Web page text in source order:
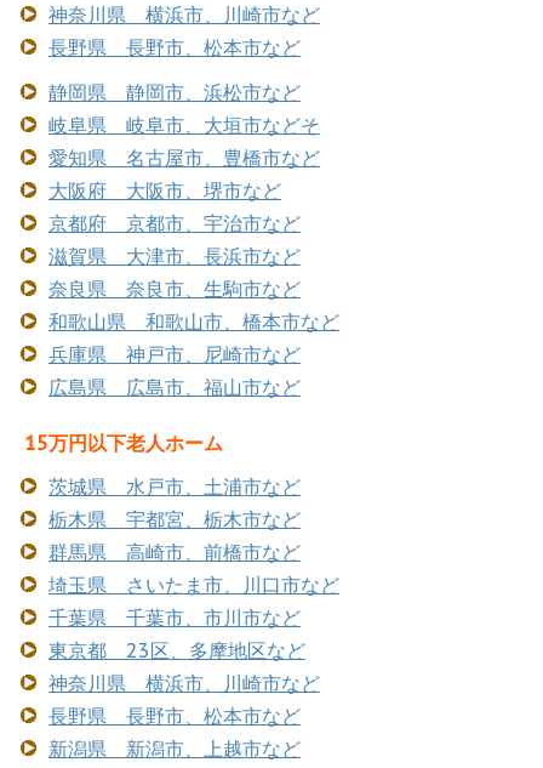
神奈川県 横浜市、川崎市など
長野県 長野市、松本市など
静岡県 静岡市、浜松市など
岐阜県 岐阜市、大垣市などそ
愛知県 名古屋市、豊橋市など
大阪府 大阪市、堺市など
京都府 京都市、宇治市など
滋賀県 大津市、長浜市など
奈良県 奈良市、生駒市など
和歌山県 和歌山市、橋本市など
兵庫県 神戸市、尼崎市など
広島県 広島市、福山市など
15万円以下老人ホーム
茨城県 水戸市、土浦市など
栃木県 宇都宮、栃木市など
群馬県 高崎市、前橋市など
埼玉県 さいたま市、川口市など
千葉県 千葉市、市川市など
東京都 23区、多摩地区など
神奈川県 横浜市、川崎市など
長野県 長野市、松本市など
新潟県 新潟市、上越市など